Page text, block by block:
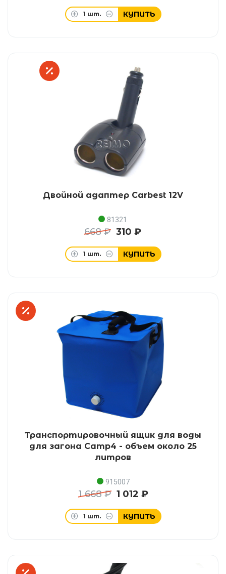
1 шт. КУПИТЬ
Двойной адаптер Carbest 12V
81321
668 ₽ 310 ₽
1 шт. КУПИТЬ
Транспортировочный ящик для воды
для загона Camp4 - объем около 25
литров
915007
1 668 ₽ 1 012 ₽
1 шт. КУПИТЬ